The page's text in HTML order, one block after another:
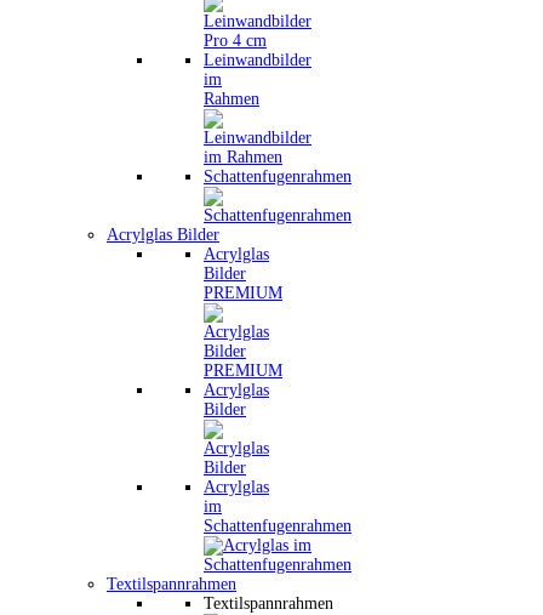
Leinwandbilder
im
Rahmen
Schattenfugenrahmen
Acrylglas Bilder
Acrylglas
Bilder
PREMIUM
Acrylglas
Bilder
Acrylglas
im
Schattenfugenrahmen
Textilspannrahmen
Textilspannrahmen